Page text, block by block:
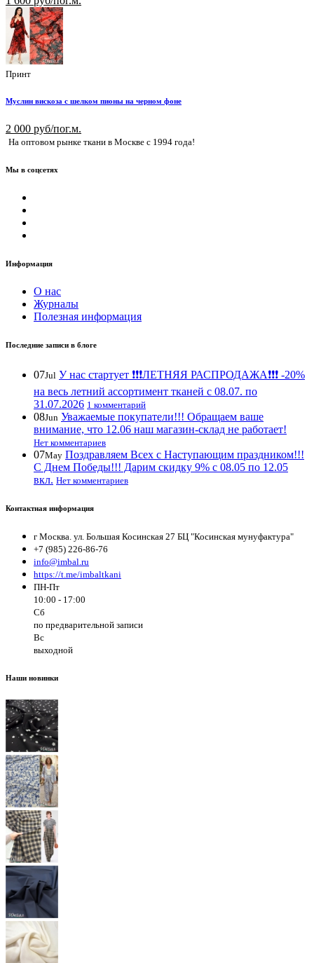
Принт
Муслин вискоза с шелком пионы на черном фоне
2 000 руб/пог.м.
На оптовом рынке ткани в Москве с 1994 года!
Мы в соцсетях
Информация
О нас
Журналы
Полезная информация
Последние записи в блоге
07Jul У нас стартует ❗️❗️❗️ЛЕТНЯЯ РАСПРОДАЖА❗️❗️❗️ -20%
на весь летний ассортимент тканей с 08.07. по
31.07.2026 1 комментарий
08Jun Уважаемые покупатели!!! Обращаем ваше
внимание, что 12.06 наш магазин-склад не работает!
Нет комментариев
07May Поздравляем Всех с Наступающим праздником!!!
С Днем Победы!!! Дарим скидку 9% с 08.05 по 12.05
вкл. Нет комментариев
Контактная информация
г Москва. ул. Большая Косинская 27 БЦ "Косинская мунуфактура"
+7 (985) 226-86-76
info@imbal.ru
https://t.me/imbaltkani
ПН-Пт
10:00 - 17:00
Сб
по предварительной записи
Вс
выходной
Наши новинки